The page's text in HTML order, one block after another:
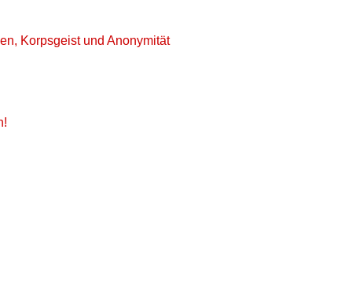
Korpsgeist und Anonymität